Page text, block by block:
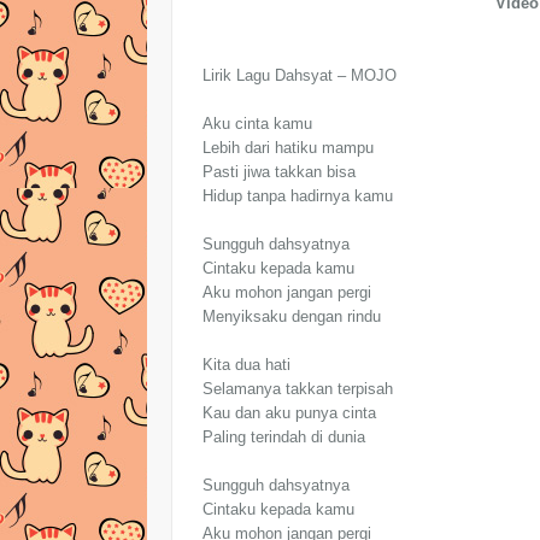
Lirik Lagu Dahsyat – MOJO
Aku cinta kamu
Lebih dari hatiku mampu
Pasti jiwa takkan bisa
Hidup tanpa hadirnya kamu
Sungguh dahsyatnya
Cintaku kepada kamu
Aku mohon jangan pergi
Menyiksaku dengan rindu
Kita dua hati
Selamanya takkan terpisah
Kau dan aku punya cinta
Paling terindah di dunia
Sungguh dahsyatnya
Cintaku kepada kamu
Aku mohon jangan pergi